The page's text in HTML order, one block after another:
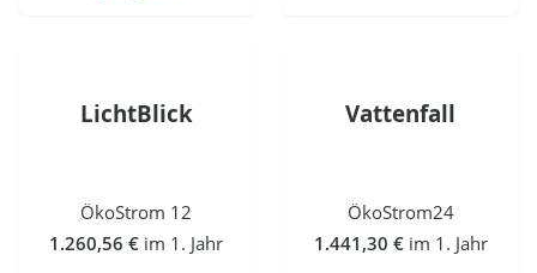
LichtBlick
ÖkoStrom 12
1.260,56 € im 1. Jahr
Vattenfall
ÖkoStrom24
1.441,30 € im 1. Jahr